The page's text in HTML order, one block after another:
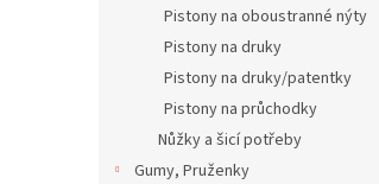
Pistony na oboustranné nýty
Pistony na druky
Pistony na druky/patentky
Pistony na průchodky
Nůžky a šicí potřeby
Gumy, Pruženky